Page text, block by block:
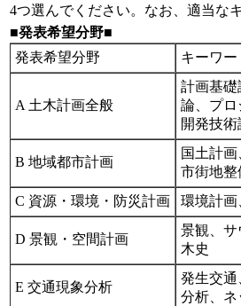
4つ選んでください。なお、適当な
■発表希望分野■
発表希望分野
キーワー
A 土木計画全般
計画基礎
論、プロ
開発技術
B 地域都市計画
国土計
市街地整
C 資源・環境・防災計画
環境計画
D 景観・空間計画
景観、サ
木史
E 交通現象分析
発生交通
分析、ネ